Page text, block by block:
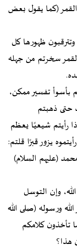
(كما يقول بعض
ظهورها كل
سخرتم من جهله
بأسوأ تفسير ممكن،
حتى ذهبتم
رأيتم شيعيًا يعظم
يزور قبرًا قلتم:
(عليهم السلام)
وإن التوسل
ورسوله (صلى الله
تأخذون كلامكم
هذا؟